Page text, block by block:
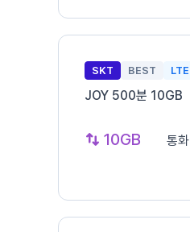
SKT BEST LTE
JOY 500분 10GB
10GB 통화